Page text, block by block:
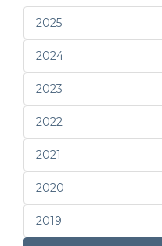
2025
2024
2023
2022
2021
2020
2019